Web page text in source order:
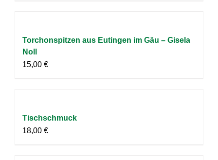
Torchonspitzen aus Eutingen im Gäu – Gisela
Noll
15,00 €
Tischschmuck
18,00 €